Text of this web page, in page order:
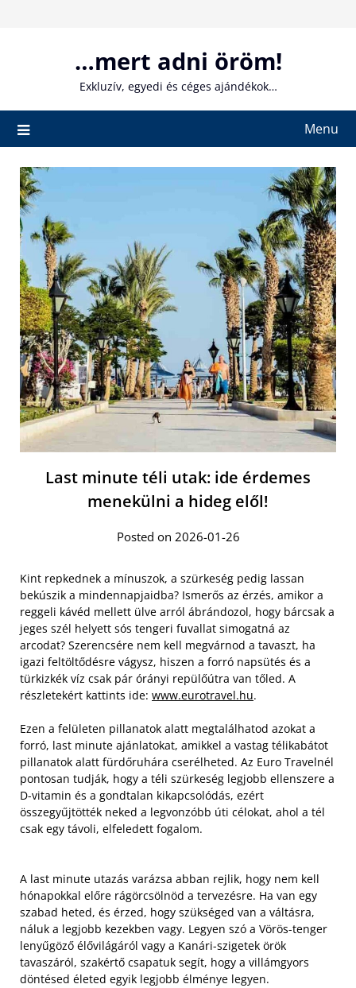
…mert adni öröm!
Exkluzív, egyedi és céges ajándékok…
Menu
Last minute téli utak: ide érdemes
menekülni a hideg elől!
Posted on 2026-01-26
Kint repkednek a mínuszok, a szürkeség pedig lassan
bekúszik a mindennapjaidba? Ismerős az érzés, amikor a
reggeli kávéd mellett ülve arról ábrándozol, hogy bárcsak a
jeges szél helyett sós tengeri fuvallat simogatná az
arcodat? Szerencsére nem kell megvárnod a tavaszt, ha
igazi feltöltődésre vágysz, hiszen a forró napsütés és a
türkizkék víz csak pár órányi repülőútra van tőled. A
részletekért kattints ide: www.eurotravel.hu.
Ezen a felületen pillanatok alatt megtalálhatod azokat a
forró, last minute ajánlatokat, amikkel a vastag télikabátot
pillanatok alatt fürdőruhára cserélheted. Az Euro Travelnél
pontosan tudják, hogy a téli szürkeség legjobb ellenszere a
D-vitamin és a gondtalan kikapcsolódás, ezért
összegyűjtötték neked a legvonzóbb úti célokat, ahol a tél
csak egy távoli, elfeledett fogalom.
A last minute utazás varázsa abban rejlik, hogy nem kell
hónapokkal előre rágörcsölnöd a tervezésre. Ha van egy
szabad heted, és érzed, hogy szükséged van a váltásra,
náluk a legjobb kezekben vagy. Legyen szó a Vörös-tenger
lenyűgöző élővilágáról vagy a Kanári-szigetek örök
tavaszáról, szakértő csapatuk segít, hogy a villámgyors
döntésed életed egyik legjobb élménye legyen.